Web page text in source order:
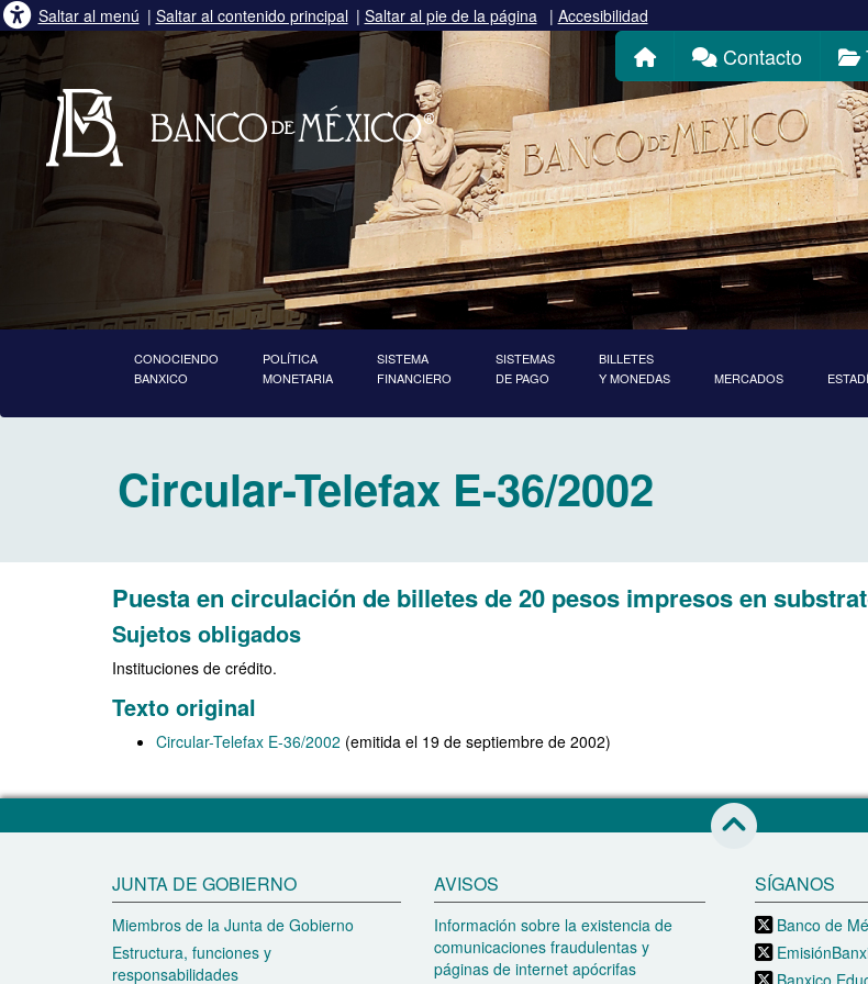
Saltar al menú | Saltar al contenido principal | Saltar al pie de la página | Accesibilidad
Inicio Contacto
CONOCIENDO
BANXICO
POLÍTICA
MONETARIA
SISTEMA
FINANCIERO
SISTEMAS
DE PAGO
BILLETES
Y MONEDAS
MERCADOS
Circular-Telefax E-36/2002
Puesta en circulación de billetes de 20 pesos impresos en
Sujetos obligados
Instituciones de crédito.
Texto original
Circular-Telefax E-36/2002 (emitida el 19 de septiembre de 2002)
JUNTA DE GOBIERNO
Miembros de la Junta de Gobierno
Estructura, funciones y
responsabilidades
AVISOS
Información sobre la existencia de
comunicaciones fraudulentas y
páginas de internet apócrifas
SÍGANOS
Banco de
Banxico